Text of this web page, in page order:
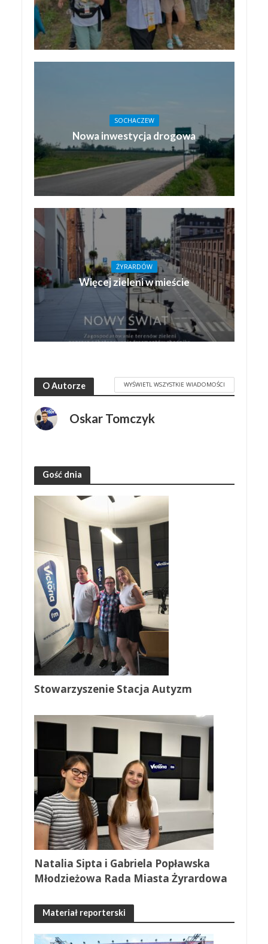
SOCHACZEW
Nowa inwestycja drogowa
ŻYRARDÓW
Więcej zieleni w mieście
O Autorze WYŚWIETL WSZYSTKIE WIADOMOŚCI
Oskar Tomczyk
Gość dnia
Stowarzyszenie Stacja Autyzm
Natalia Sipta i Gabriela Popławska
Młodzieżowa Rada Miasta Żyrardowa
Materiał reporterski